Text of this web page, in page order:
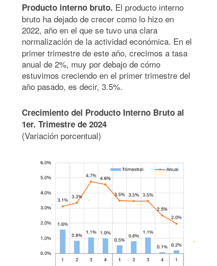
Producto interno bruto. El producto interno
bruto ha dejado de crecer como lo hizo en
2022, año en el que se tuvo una clara
normalización de la actividad económica. En el
primer trimestre de este año, crecimos a tasa
anual de 2%, muy por debajo de cómo
estuvimos creciendo en el primer trimestre del
año pasado, es decir, 3.5%.
Crecimiento del Producto Interno Bruto al
1er. Trimestre de 2024
(Variación porcentual)